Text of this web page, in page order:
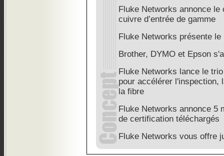
Fluke Networks annonce
cuivre d’entrée de gamme
Fluke Networks présente
Brother, DYMO et Epson
Fluke Networks lance le
pour accélérer
la fibre
Fluke Networks annonce 5
de certification téléchargés
Fluke Networks vous offre